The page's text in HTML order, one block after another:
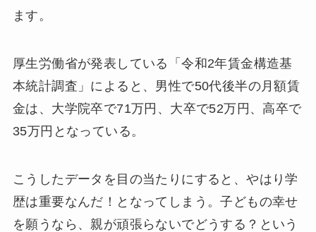
ます。
厚生労働省が発表している「令和2年賃金構造基
本統計調査」によると、男性で50代後半の月額賃
金は、大学院卒で71万円、大卒で52万円、高卒で
35万円となっている。
こうしたデータを目の当たりにすると、やはり学
歴は重要なんだ！となってしまう。子どもの幸せ
を願うなら、親が頑張らないでどうする？という